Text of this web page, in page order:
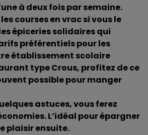
à deux fois par semaine.
courses en vrac si vous le
épiceries solidaires qui
préférentiels pour les
établissement scolaire
type Crous, profitez de ce
possible pour manger
astuces, vous ferez
L’idéal pour épargner
plaisir ensuite.